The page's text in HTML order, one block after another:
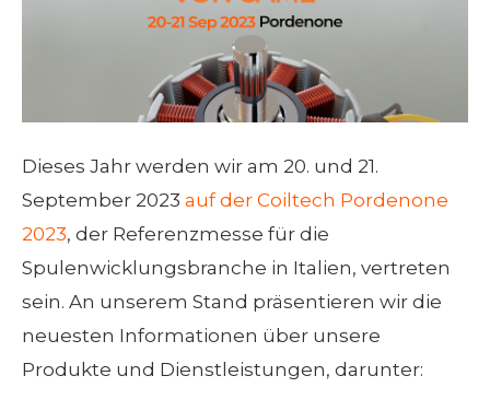
Dieses Jahr werden wir am 20. und 21.
September 2023 auf der Coiltech Pordenone
2023, der Referenzmesse für die
Spulenwicklungsbranche in Italien, vertreten
sein. An unserem Stand präsentieren wir die
neuesten Informationen über unsere
Produkte und Dienstleistungen, darunter: